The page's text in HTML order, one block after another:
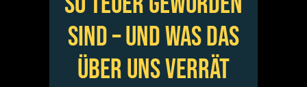
sind – und was das
über uns verrät